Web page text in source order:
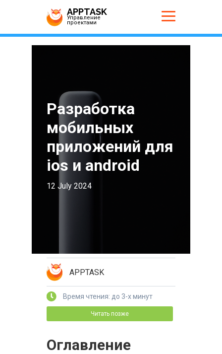
APPTASK
Управление
проектами
Разработка
мобильных
приложений для
ios и android
12 July 2024
APPTASK
Время чтения: до 3-х минут
Читать позже
Оглавление